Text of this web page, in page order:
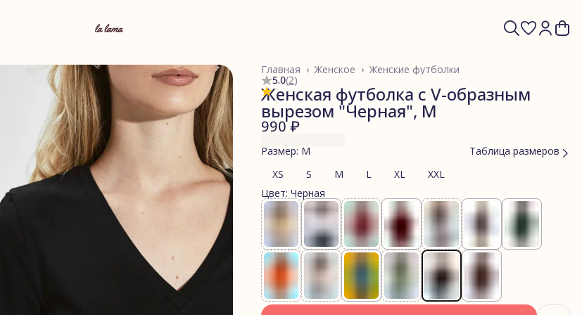
Женские футболки
Женское ›
Главная ›
5.0(2)
Женская футболка с V-образным
вырезом "Черная", M
990 ₽
Размер: M
Таблица размеров
XS
S M L XL
XXL
Цвет: Черная